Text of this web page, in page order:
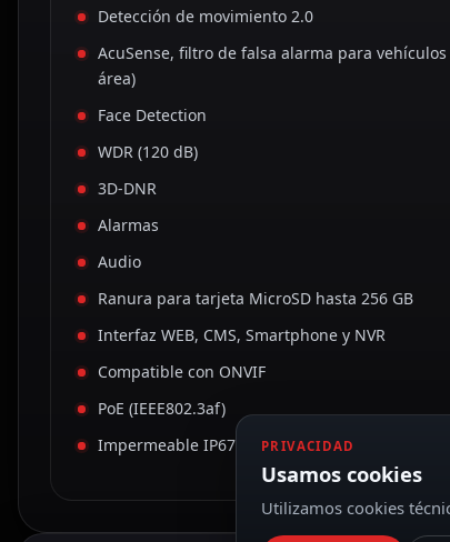
Detección de movimiento 2.0
AcuSense, filtro de falsa alarma para
área)
Face Detection
WDR (120 dB)
3D-DNR
Alarmas
Audio
Ranura para tarjeta MicroSD hasta 256 GB
Interfaz WEB, CMS, Smartphone y NVR
Compatible con ONVIF
PoE (IEEE802.3af)
Impermeable IP67
PRIVACIDAD
Usamos cookies
Utilizamos cookies